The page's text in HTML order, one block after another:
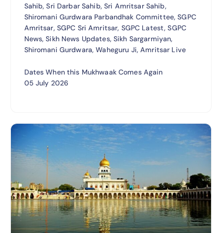
Sahib, Sri Darbar Sahib, Sri Amritsar Sahib,
Shiromani Gurdwara Parbandhak Committee, SGPC
Amritsar, SGPC Sri Amritsar, SGPC Latest, SGPC
News, Sikh News Updates, Sikh Sargarmiyan,
Shiromani Gurdwara, Waheguru Ji, Amritsar Live
Dates When this Mukhwaak Comes Again
05 July 2026